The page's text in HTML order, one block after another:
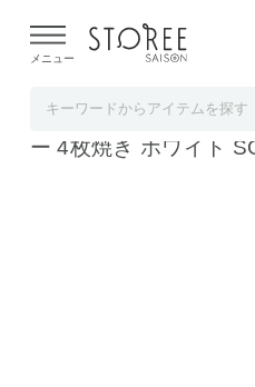
よる配送遅延が発生しておりま
メニュー
アイリスオーヤマ ス
ー 4枚焼き ホワイト